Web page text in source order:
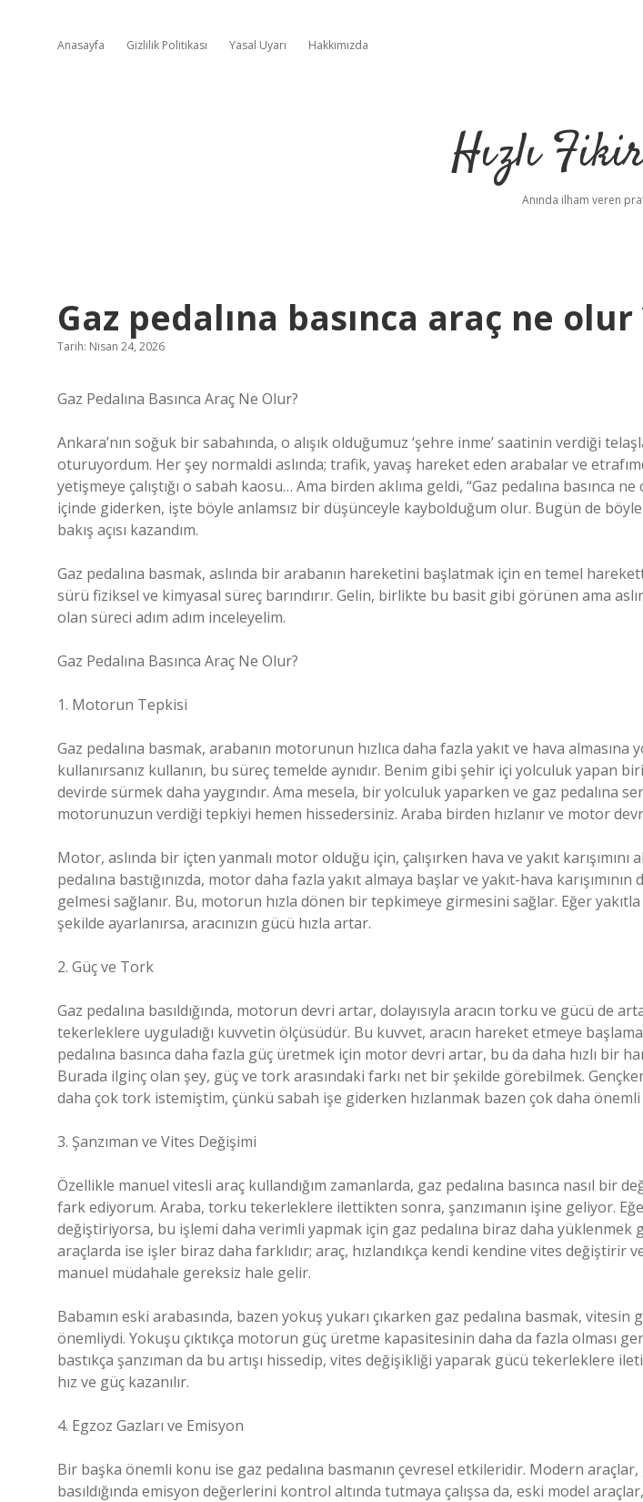
Anasayfa Gizlilik Politikası Yasal Uyarı Hakkımızda
Hızlı
Anında ilham veren
Gaz pedalına basınca araç ne olur
Tarih: Nisan 24, 2026
Gaz Pedalına Basınca Araç Ne Olur?
Ankara’nın soğuk bir sabahında, o alışık olduğumuz ‘şehre inme’ saatinin verdiği
oturuyordum. Her şey normaldi aslında; trafik, yavaş hareket eden arabalar ve
yetişmeye çalıştığı o sabah kaosu… Ama birden aklıma geldi, “Gaz pedalına basınca
içinde giderken, işte böyle anlamsız bir düşünceyle kaybolduğum olur. Bugün de
bakış açısı kazandım.
Gaz pedalına basmak, aslında bir arabanın hareketini başlatmak için en temel
sürü fiziksel ve kimyasal süreç barındırır. Gelin, birlikte bu basit gibi görünen ama
olan süreci adım adım inceleyelim.
Gaz Pedalına Basınca Araç Ne Olur?
1. Motorun Tepkisi
Gaz pedalına basmak, arabanın motorunun hızlıca daha fazla yakıt ve hava almasına
kullanırsanız kullanın, bu süreç temelde aynıdır. Benim gibi şehir içi yolculuk yapan
devirde sürmek daha yaygındır. Ama mesela, bir yolculuk yaparken ve gaz pedalına
motorunuzun verdiği tepkiyi hemen hissedersiniz. Araba birden hızlanır ve motor
Motor, aslında bir içten yanmalı motor olduğu için, çalışırken hava ve yakıt karışımını
pedalına bastığınızda, motor daha fazla yakıt almaya başlar ve yakıt-hava
gelmesi sağlanır. Bu, motorun hızla dönen bir tepkimeye girmesini sağlar. Eğer yakıtla
şekilde ayarlanırsa, aracınızın gücü hızla artar.
2. Güç ve Tork
Gaz pedalına basıldığında, motorun devri artar, dolayısıyla aracın torku ve gücü de
tekerleklere uyguladığı kuvvetin ölçüsüdür. Bu kuvvet, aracın hareket etmeye
pedalına basınca daha fazla güç üretmek için motor devri artar, bu da daha hızlı bir
Burada ilginç olan şey, güç ve tork arasındaki farkı net bir şekilde görebilmek.
daha çok tork istemiştim, çünkü sabah işe giderken hızlanmak bazen çok daha
3. Şanzıman ve Vites Değişimi
Özellikle manuel vitesli araç kullandığım zamanlarda, gaz pedalına basınca nasıl bir
fark ediyorum. Araba, torku tekerleklere ilettikten sonra, şanzımanın işine geliyor.
değiştiriyorsa, bu işlemi daha verimli yapmak için gaz pedalına biraz daha yüklenmek
araçlarda ise işler biraz daha farklıdır; araç, hızlandıkça kendi kendine vites değiştirir
manuel müdahale gereksiz hale gelir.
Babamın eski arabasında, bazen yokuş yukarı çıkarken gaz pedalına basmak, vitesin
önemliydi. Yokuşu çıktıkça motorun güç üretme kapasitesinin daha da fazla olması
bastıkça şanzıman da bu artışı hissedip, vites değişikliği yaparak gücü tekerleklere
hız ve güç kazanılır.
4. Egzoz Gazları ve Emisyon
Bir başka önemli konu ise gaz pedalına basmanın çevresel etkileridir. Modern araçlar,
basıldığında emisyon değerlerini kontrol altında tutmaya çalışsa da, eski model